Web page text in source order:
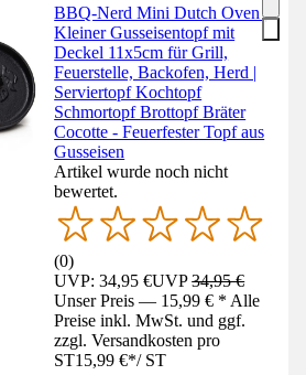
BBQ-Nerd Mini Dutch Oven |
Kleiner Gusseisentopf mit
Deckel 11x5cm für Grill,
Feuerstelle, Backofen, Herd |
Serviertopf Kochtopf
Schmortopf Brottopf Bräter
Cocotte - Feuerfester Topf aus
Gusseisen
Artikel wurde noch nicht
bewertet.
(0)
UVP: 34,95 €UVP34,95 €
Unser Preis — 15,99 € * Alle
Preise inkl. MwSt. und ggf.
zzgl. Versandkosten pro
ST15,99 €*/ ST